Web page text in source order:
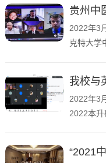
动拟以中
2022年3
克特大学
燕，国际
2022年3
2022本升
会。 厉